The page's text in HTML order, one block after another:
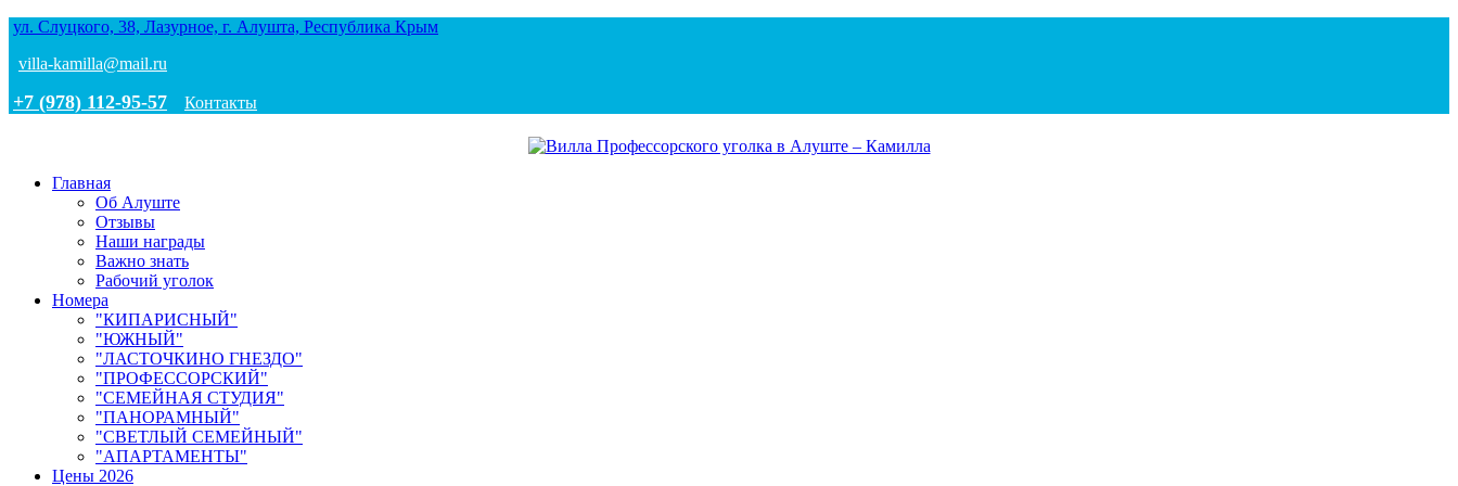
ул. Слуцкого, 38, Лазурное, г. Алушта, Республика Крым
villa-kamilla@mail.ru
+7 (978) 112-95-57 Контакты
Главная
Об Алуште
Отзывы
Наши награды
Важно знать
Рабочий уголок
Номера
"КИПАРИСНЫЙ"
"ЮЖНЫЙ"
"ЛАСТОЧКИНО ГНЕЗДО"
"ПРОФЕССОРСКИЙ"
"СЕМЕЙНАЯ СТУДИЯ"
"ПАНОРАМНЫЙ"
"СВЕТЛЫЙ СЕМЕЙНЫЙ"
"АПАРТАМЕНТЫ"
Цены 2026